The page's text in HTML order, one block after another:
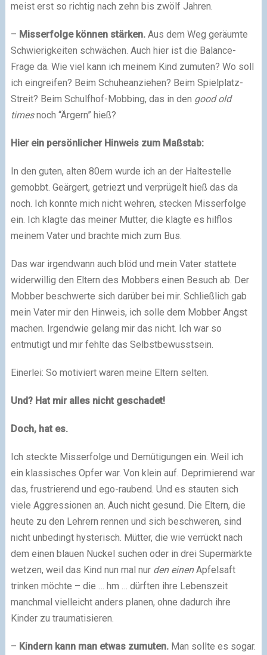
meist erst so richtig nach zehn bis zwölf Jahren.
– Misserfolge können stärken.Aus dem Weg geräumte
Schwierigkeiten schwächen. Auch hier ist die Balance-
Frage da. Wie viel kann ich meinem Kind zumuten? Wo soll
ich eingreifen? Beim Schuheanziehen? Beim Spielplatz-
Streit? Beim Schulfhof-Mobbing, das in den good old
timesnoch “Ärgern” hieß?
Hier ein persönlicher Hinweis zum Maßstab:
In den guten, alten 80ern wurde ich an der Haltestelle
gemobbt. Geärgert, getriezt und verprügelt hieß das da
noch. Ich konnte mich nicht wehren, stecken Misserfolge
ein. Ich klagte das meiner Mutter, die klagte es hilflos
meinem Vater und brachte mich zum Bus.
Das war irgendwann auch blöd und mein Vater stattete
widerwillig den Eltern des Mobbers einen Besuch ab. Der
Mobber beschwerte sich darüber bei mir. Schließlich gab
mein Vater mir den Hinweis, ich solle dem Mobber Angst
machen. Irgendwie gelang mir das nicht. Ich war so
entmutigt und mir fehlte das Selbstbewusstsein.
Einerlei: So motiviert waren meine Eltern selten.
Und? Hat mir alles nicht geschadet!
Doch, hat es.
Ich steckte Misserfolge und Demütigungen ein. Weil ich
ein klassisches Opfer war. Von klein auf. Deprimierend war
das, frustrierend und ego-raubend. Und es stauten sich
viele Aggressionen an. Auch nicht gesund. Die Eltern, die
heute zu den Lehrern rennen und sich beschweren, sind
nicht unbedingt hysterisch. Mütter, die wie verrückt nach
dem einen blauen Nuckel suchen oder in drei Supermärkte
wetzen, weil das Kind nun mal nur den einenApfelsaft
trinken möchte – die … hm … dürften ihre Lebenszeit
manchmal vielleicht anders planen, ohne dadurch ihre
Kinder zu traumatisieren.
– Kindern kann man etwas zumuten.Man sollte es sogar.